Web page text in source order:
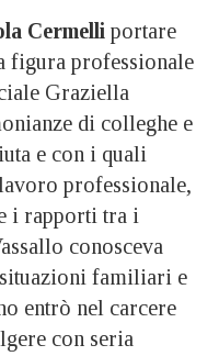
Cermelli portare
figura professionale
Graziella
di colleghe e
e con i quali
professionale,
i rapporti tra i
conosceva
familiari e
entrò nel carcere
con seria